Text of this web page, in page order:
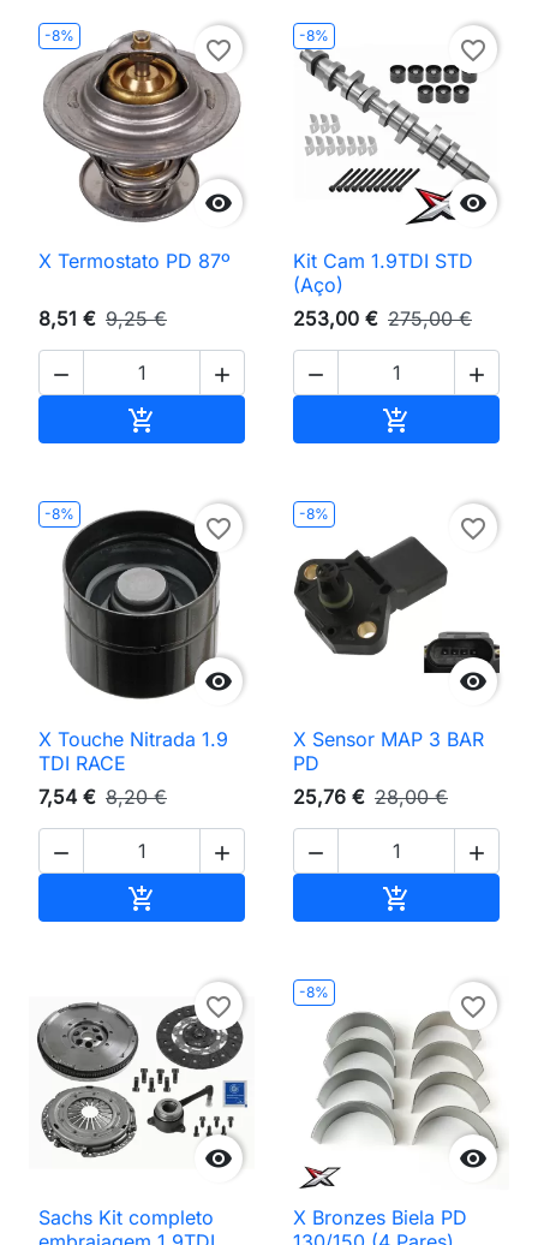
-8%

favorite_border
X Termostato PD 87º
8,51 € 9,25 €
 

-8%

favorite_border
Kit Cam 1.9TDI STD
(Aço)
253,00 € 275,00 €
 

-8%

favorite_border
X Touche Nitrada 1.9
TDI RACE
7,54 € 8,20 €
 

-8%

favorite_border
X Sensor MAP 3 BAR
PD
25,76 € 28,00 €
 


favorite_border
Sachs Kit completo
-8%

favorite_border
X Bronzes Biela PD